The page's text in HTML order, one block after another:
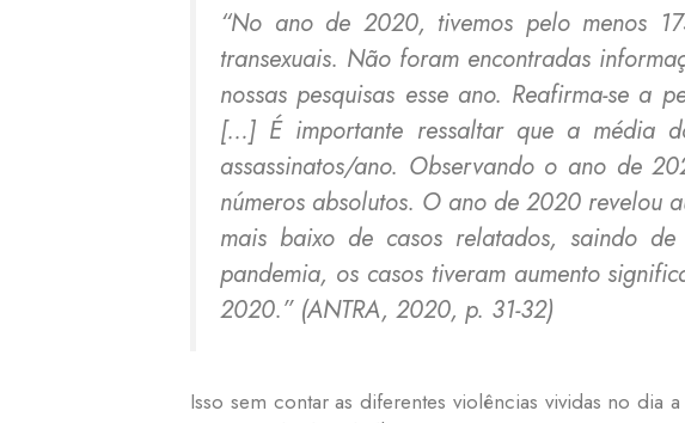
“No ano de 2020, tivemos pelo menos
transexuais. Não foram encontradas
nossas pesquisas esse ano. Reafirma-se a
[…] É importante ressaltar que a média
assassinatos/ano. Observando o ano de
números absolutos. O ano de 2020 revelou
mais baixo de casos relatados, saindo
pandemia, os casos tiveram aumento
2020.” (ANTRA, 2020, p. 31-32)
Isso sem contar as diferentes violências vividas no dia